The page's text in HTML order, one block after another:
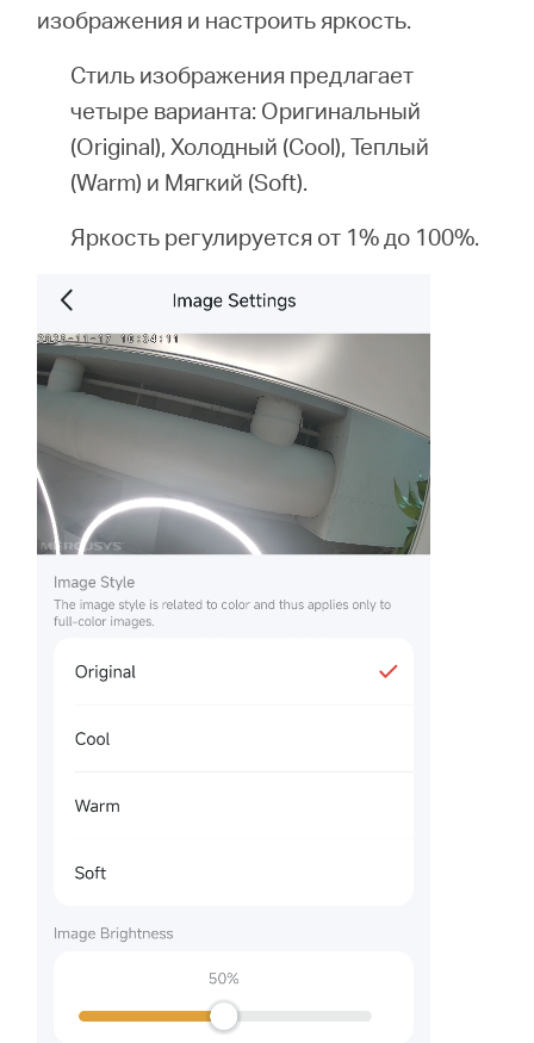
изображения и настроить яркость.
Стиль изображения предлагает
четыре варианта: Оригинальный
(Original), Холодный (Cool), Теплый
(Warm) и Мягкий (Soft).
Яркость регулируется от 1% до 100%.